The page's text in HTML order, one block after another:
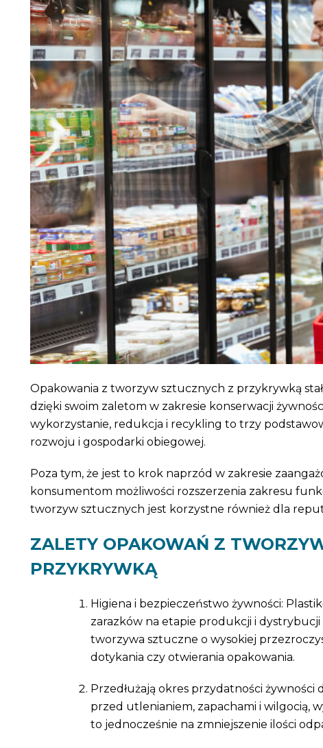
Opakowania z tworzyw sztucznych z przykrywką
dzięki swoim zaletom w zakresie konserwacji
wykorzystanie, redukcja i recykling to trzy
rozwoju i gospodarki obiegowej.
Poza tym, że jest to krok naprzód w zakresie
konsumentom możliwości rozszerzenia zakresu
tworzyw sztucznych jest korzystne również dla
ZALETY OPAKOWAŃ Z
PRZYKRYWKĄ
Higiena i bezpieczeństwo żywności:
zarazków na etapie produkcji i
tworzywa sztuczne o wysokiej
dotykania czy otwierania opakowania.
Przedłużają okres przydatności
przed utlenianiem, zapachami i wilgocią,
to jednocześnie na zmniejszenie ilości